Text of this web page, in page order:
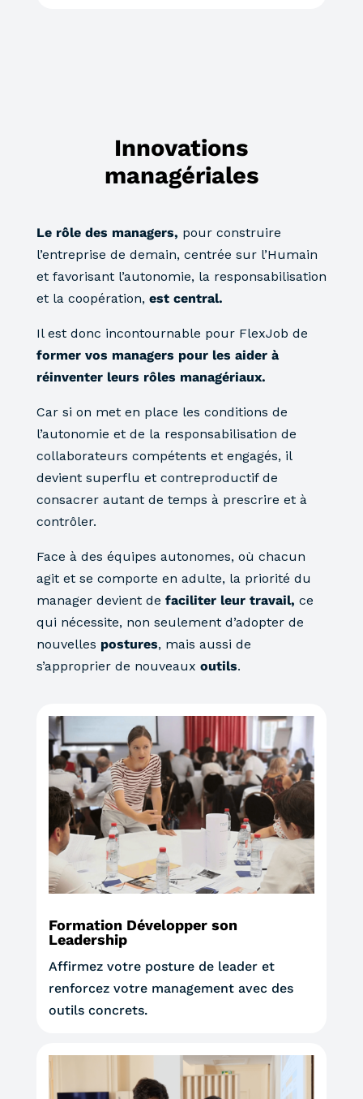
Innovations
managériales
Le rôle des managers, pour construire
l’entreprise de demain, centrée sur l’Humain
et favorisant l’autonomie, la responsabilisation
et la coopération, est central.
Il est donc incontournable pour FlexJob de
former vos managers pour les aider à
réinventer leurs rôles managériaux.
Car si on met en place les conditions de
l’autonomie et de la responsabilisation de
collaborateurs compétents et engagés, il
devient superflu et contreproductif de
consacrer autant de temps à prescrire et à
contrôler.
Face à des équipes autonomes, où chacun
agit et se comporte en adulte,la priorité du
manager devient de faciliter leur travail, ce
qui nécessite, non seulement d’adopter de
nouvelles postures, mais aussi de
s’approprier de nouveaux outils.
Formation Développer son
Leadership
Affirmez votre posture de leader et
renforcez votre management avec des
outils concrets.